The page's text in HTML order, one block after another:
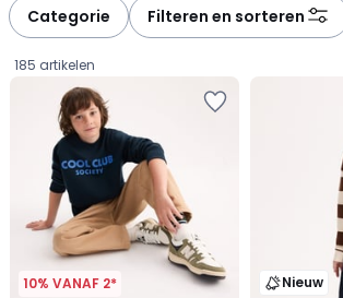
Categorie Filteren en sorteren
185 artikelen
10% VANAF 2* Nieuw